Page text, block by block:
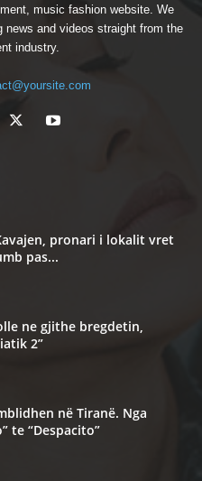
music fashion website. We
and videos straight from the
industry.
pronari i lokalit vret
pas...
ne gjithe bregdetin,
2”
në Tiranë. Nga
te “Despacito”